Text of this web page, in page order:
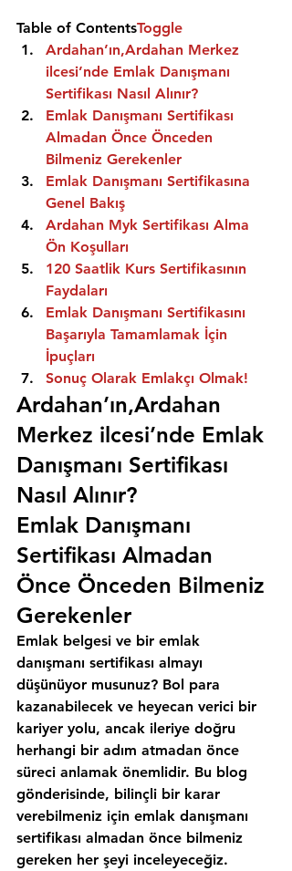
Table of ContentsToggle
Ardahan’ın,Ardahan Merkez
ilcesi’nde Emlak Danışmanı
Sertifikası Nasıl Alınır?
Emlak Danışmanı Sertifikası
Almadan Önce Önceden
Bilmeniz Gerekenler
Emlak Danışmanı Sertifikasına
Genel Bakış
Ardahan Myk Sertifikası Alma
Ön Koşulları
120 Saatlik Kurs Sertifikasının
Faydaları
Emlak Danışmanı Sertifikasını
Başarıyla Tamamlamak İçin
İpuçları
Sonuç Olarak Emlakçı Olmak!
Ardahan’ın,Ardahan
Merkez ilcesi’nde Emlak
Danışmanı Sertifikası
Nasıl Alınır?
Emlak Danışmanı
Sertifikası Almadan
Önce Önceden Bilmeniz
Gerekenler
Emlak belgesi ve bir emlak
danışmanı sertifikası almayı
düşünüyor musunuz? Bol para
kazanabilecek ve heyecan verici bir
kariyer yolu, ancak ileriye doğru
herhangi bir adım atmadan önce
süreci anlamak önemlidir. Bu blog
gönderisinde, bilinçli bir karar
verebilmeniz için emlak danışmanı
sertifikası almadan önce bilmeniz
gereken her şeyi inceleyeceğiz.